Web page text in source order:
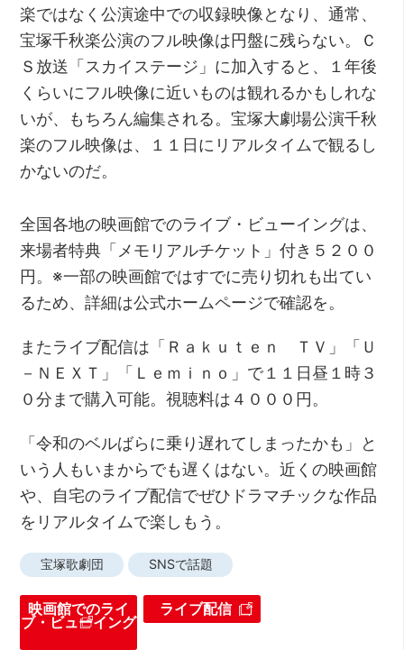
楽ではなく公演途中での収録映像となり、通常、
宝塚千秋楽公演のフル映像は円盤に残らない。Ｃ
Ｓ放送「スカイステージ」に加入すると、１年後
くらいにフル映像に近いものは観れるかもしれな
いが、もちろん編集される。宝塚大劇場公演千秋
楽のフル映像は、１１日にリアルタイムで観るし
かないのだ。
全国各地の映画館でのライブ・ビューイングは、
来場者特典「メモリアルチケット」付き５２００
円。※一部の映画館ではすでに売り切れも出てい
るため、詳細は公式ホームページで確認を。
またライブ配信は「Ｒａｋｕｔｅｎ ＴＶ」「Ｕ
－ＮＥＸＴ」「Ｌｅｍｉｎｏ」で１１日昼１時３
０分まで購入可能。視聴料は４０００円。
「令和のベルばらに乗り遅れてしまったかも」と
いう人もいまからでも遅くはない。近くの映画館
や、自宅のライブ配信でぜひドラマチックな作品
をリアルタイムで楽しもう。
宝塚歌劇団 SNSで話題
映画館でのライ
ブ・ビューイング
ライブ配信